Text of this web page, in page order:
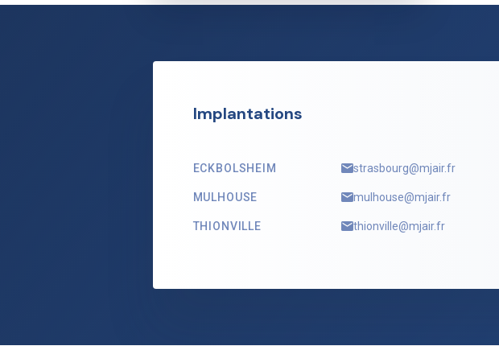
Implantations
ECKBOLSHEIM strasbourg@mjair.fr
MULHOUSE mulhouse@mjair.fr
THIONVILLE thionville@mjair.fr